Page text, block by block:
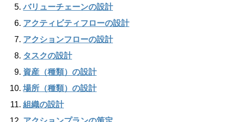
バリューチェーンの設計
アクティビティフローの設計
アクションフローの設計
タスクの設計
資産（種類）の設計
場所（種類）の設計
組織の設計